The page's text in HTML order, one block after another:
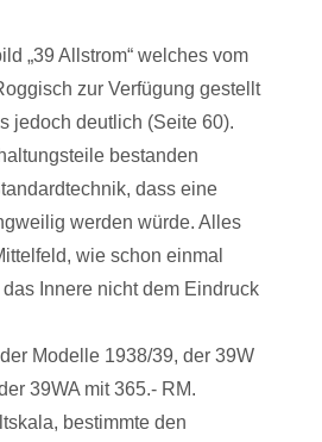
„39 Allstrom“ welches vom
zur Verfügung gestellt
jedoch deutlich (Seite 60).
bestanden
dass eine
werden würde. Alles
wie schon einmal
Innere nicht dem Eindruck
Modelle 1938/39, der 39W
39WA mit 365.- RM.
bestimmte den